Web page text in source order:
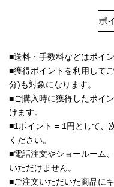
ポ
■送料・手数料などはポイ
■獲得ポイントを利用して
分)も対象になります。
■ご購入時に獲得したポイ
けます。
■1ポイント = 1円として、
ください。
■電話注文やショールーム
いただけません。
■ご注文いただいた商品に